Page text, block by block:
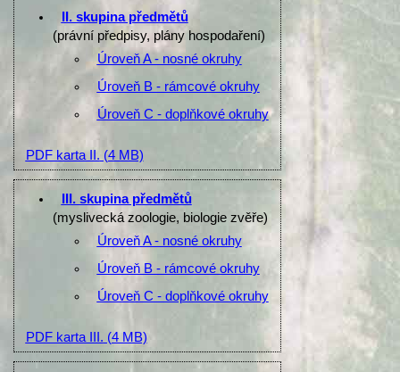
II. skupina předmětů
(právní předpisy, plány hospodaření)
Úroveň A - nosné okruhy
Úroveň B - rámcové okruhy
Úroveň C - doplňkové okruhy
PDF karta II. (4 MB)
III. skupina předmětů
(myslivecká zoologie, biologie zvěře)
Úroveň A - nosné okruhy
Úroveň B - rámcové okruhy
Úroveň C - doplňkové okruhy
PDF karta III. (4 MB)